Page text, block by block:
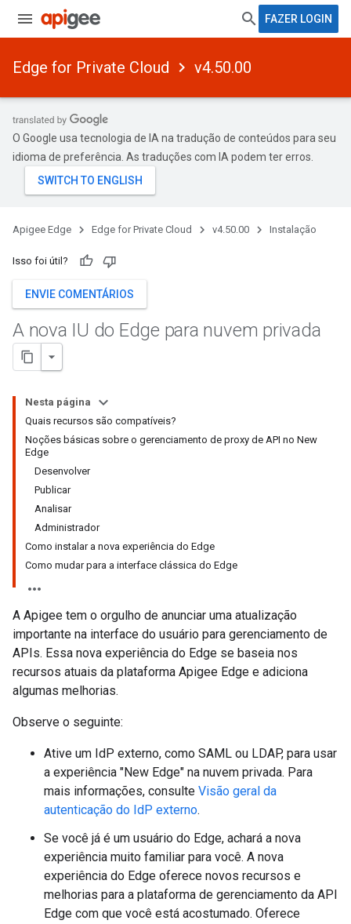
FAZER LOGIN
Edge for Private Cloud v4.50.00
O Google usa tecnologia de IA na tradução de conteúdos para seu
idioma de preferência. As traduções com IA podem ter erros.
Apigee Edge Edge for Private Cloud v4.50.00 Instalação
Isso foi útil?
ENVIE COMENTÁRIOS
A nova IU do Edge para nuvem privada
Nesta página
Quais recursos são compatíveis?
Noções básicas sobre o gerenciamento de proxy de API no New
Edge
Desenvolver
Publicar
Analisar
Administrador
Como instalar a nova experiência do Edge
Como mudar para a interface clássica do Edge
A Apigee tem o orgulho de anunciar uma atualização
importante na interface do usuário para gerenciamento de
APIs. Essa nova experiência do Edge se baseia nos
recursos atuais da plataforma Apigee Edge e adiciona
algumas melhorias.
Observe o seguinte:
Ative um IdP externo, como SAML ou LDAP, para usar
a experiência "New Edge" na nuvem privada. Para
mais informações, consulte Visão geral da
autenticação do IdP externo.
Se você já é um usuário do Edge, achará a nova
experiência muito familiar para você. A nova
experiência do Edge oferece novos recursos e
melhorias para a plataforma de gerenciamento da API
Edge com que você está acostumado. Oferece